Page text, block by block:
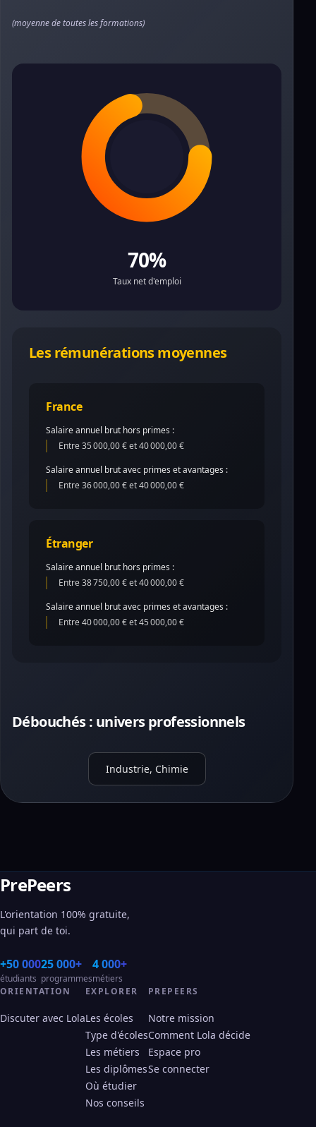
(moyenne de toutes les formations)
70%
Taux net d'emploi
Les rémunérations moyennes
France
Salaire annuel brut hors primes :
Entre 35 000,00 € et 40 000,00 €
Salaire annuel brut avec primes et avantages :
Entre 36 000,00 € et 40 000,00 €
Étranger
Salaire annuel brut hors primes :
Entre 38 750,00 € et 40 000,00 €
Salaire annuel brut avec primes et avantages :
Entre 40 000,00 € et 45 000,00 €
Débouchés : univers professionnels
Industrie, Chimie
PrePeers
L'orientation 100% gratuite,
qui part de toi.
+50 000
étudiants
25 000+
programmes
4 000+
métiers
ORIENTATION
Discuter avec Lola
EXPLORER
Les écoles
Type d'écoles
Les métiers
Les diplômes
Où étudier
Nos conseils
PREPEERS
Notre mission
Comment Lola décide
Espace pro
Se connecter